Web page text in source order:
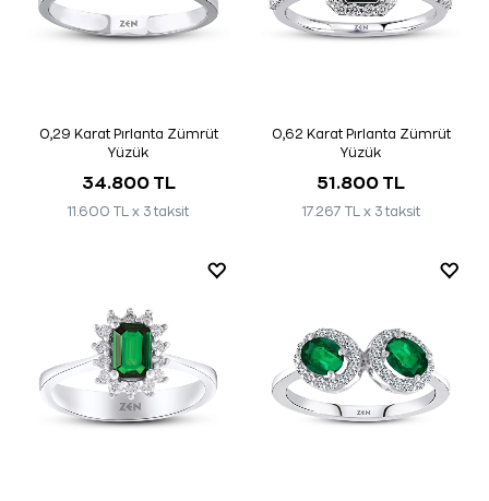
0,29 Karat Pırlanta Zümrüt
Yüzük
34.800 TL
11.600 TL x 3 taksit
0,62 Karat Pırlanta Zümrüt
Yüzük
51.800 TL
17.267 TL x 3 taksit